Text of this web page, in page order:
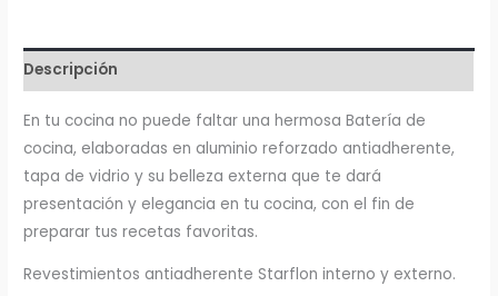
Descripción
En tu cocina no puede faltar una hermosa Batería de
cocina, elaboradas en aluminio reforzado antiadherente,
tapa de vidrio y su belleza externa que te dará
presentación y elegancia en tu cocina, con el fin de
preparar tus recetas favoritas.
Revestimientos antiadherente Starflon interno y externo.